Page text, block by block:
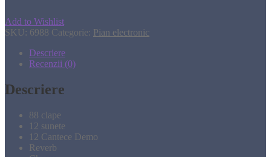
Add to Wishlist
SKU: 6988 Categorie: Pian electronic
Descriere
Recenzii (0)
Descriere
88 clape
12 sunete
12 Cantece Demo
Reverb